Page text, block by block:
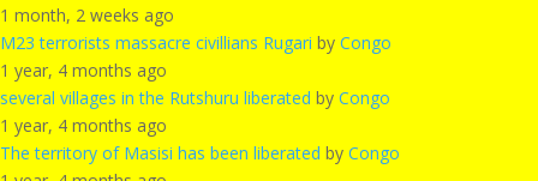
1 month, 2 weeks ago
M23 terrorists massacre civillians Rugari by Congo
1 year, 4 months ago
several villages in the Rutshuru liberated by Congo
1 year, 4 months ago
The territory of Masisi has been liberated by Congo